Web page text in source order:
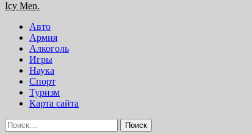
Основное
Icy Men.
Авто
Армия
Алкоголь
Игры
Наука
Спорт
Туризм
Карта сайта
Найти: